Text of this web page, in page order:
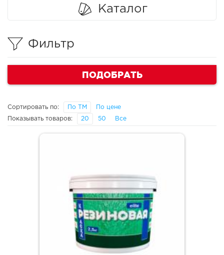
Каталог
Фильтр
ПОДОБРАТЬ
Сортировать по: По ТМ По цене
Показывать товаров: 20 50 Все